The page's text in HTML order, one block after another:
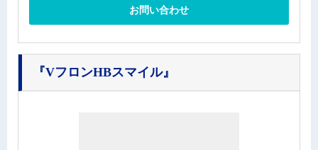
お問い合わせ
『VフロンHBスマイル』